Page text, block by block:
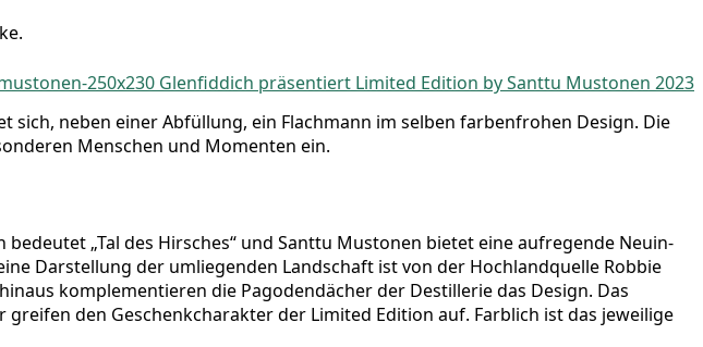
neben einer Abfül­lung, ein Flach­mann im sel­ben far­ben­fro­hen Design. Die
Men­schen und Momen­ten ein.
„Tal des Hir­sches“ und Sant­tu Mus­to­nen bie­tet eine auf­re­gen­de Neu­in­
Dar­stel­lung der umlie­gen­den Land­schaft ist von der Hoch­land­quel­le Rob­bie
kom­ple­men­tie­ren die Pago­den­dä­cher der Destil­le­rie das Design. Das
den Geschenk­cha­rak­ter der Limi­t­ed Edi­ti­on auf. Farb­lich ist das jewei­li­ge